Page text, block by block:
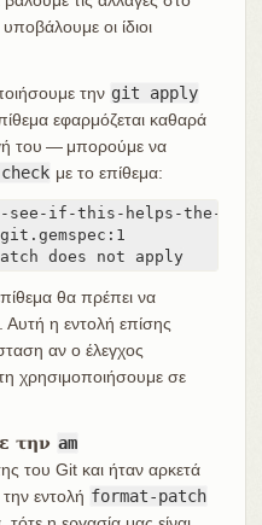
οι ίδιοι
την git apply
εφαρμόζεται καθαρά
του — μπορούμε να
με το επίθεμα:
if-this-helps-the-
does not apply
θα πρέπει να
η εντολή επίσης
αν ο έλεγχος
χρησιμοποιήσουμε σε
την am
του Git και ήταν αρκετά
εντολή format-patch